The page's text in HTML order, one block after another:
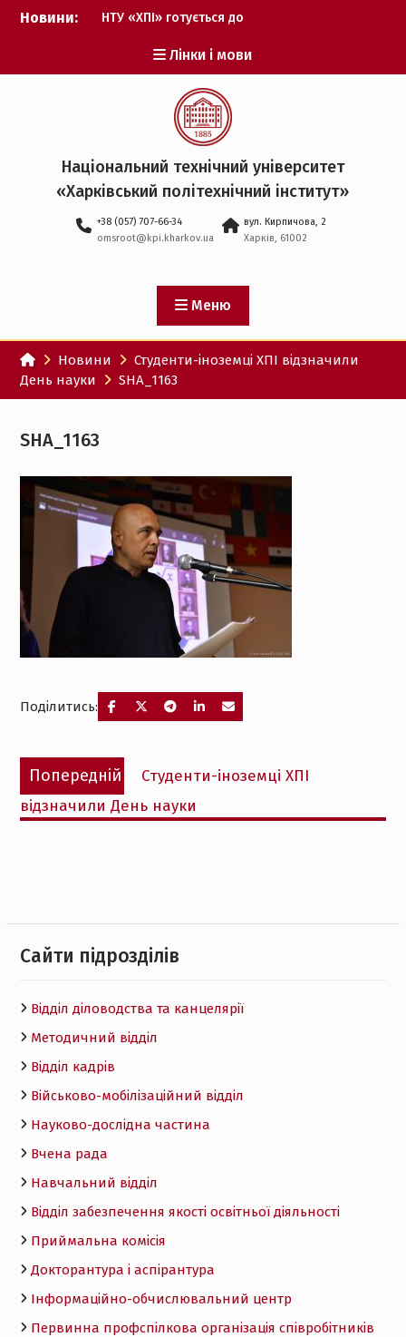
Перейти
Новини:
НТУ «ХПІ» готується до
Музичні таланти ХПІ
запрошуються на
Всеукраїнський
фестиваль «Червона
рута – 2027»
ХПІ уклав угоду про
партнерство з ДержНДІ
технологій кібербезпеки
Головнокомандувачем
Збройних Сил України
участю ХПІ обговорили
перспективи українсько-
іспанського
технологічного
партнерства
Лінки і мови
Національний технічний університет
«Харківський політехнічний iнститут»
+38 (057) 707-66-34
omsroot@kpi.kharkov.ua
вул. Кирпичова, 2
Харків, 61002
Меню
Новини
Студенти-іноземці ХПІ відзначили
День науки
SHA_1163
SHA_1163
Поділитись:
Навігація
записів
Попередній
Попередній
запис:
Студенти-іноземці ХПІ
відзначили День науки
Cайти підрозділів
Відділ діловодства та канцелярії
Методичний відділ
Відділ кадрів
Військово-мобілізаційний відділ
Науково-дослідна частина
Вчена рада
Навчальний відділ
Відділ забезпечення якості освітньої діяльності
Приймальна комісія
Докторантура і аспірантура
Інформаційно-обчислювальний центр
Первинна профспілкова організація співробітників